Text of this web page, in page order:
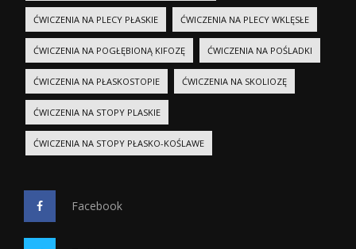
ĆWICZENIA NA PLECY PŁASKIE ĆWICZENIA NA PLECY WKLĘSŁE
ĆWICZENIA NA POGŁĘBIONĄ KIFOZĘ ĆWICZENIA NA POŚLADKI
ĆWICZENIA NA PŁASKOSTOPIE ĆWICZENIA NA SKOLIOZĘ
ĆWICZENIA NA STOPY PLASKIE
ĆWICZENIA NA STOPY PŁASKO-KOŚLAWE
Facebook